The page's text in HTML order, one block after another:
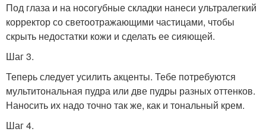
Под глаза и на носогубные складки нанеси ультралегкий
корректор со светоотражающими частицами, чтобы
скрыть недостатки кожи и сделать ее сияющей.
Шаг 3.
Теперь следует усилить акценты. Тебе потребуются
мультитональная пудра или две пудры разных оттенков.
Наносить их надо точно так же, как и тональный крем.
Шаг 4.